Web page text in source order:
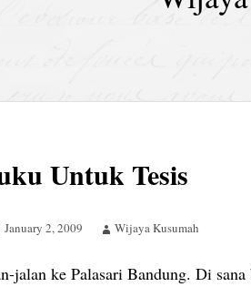
Untuk Tesis
January 2, 2009 Wijaya Kusumah
jalan ke Palasari Bandung. Di